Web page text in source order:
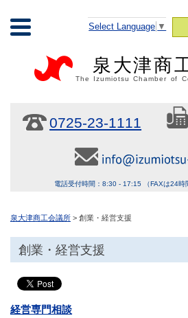
Select Language ▼
泉大津商
The Izumiotsu Chamber of
0725-23-1111
電話受付時間：8:30 - 17:15 （FAXは24時
泉大津商工会議所 > 創業・経営支援
創業・経営支援
経営専門相談